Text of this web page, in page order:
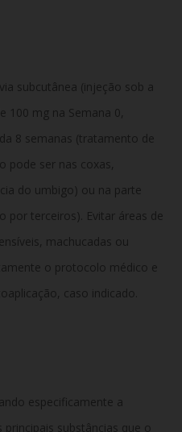
subcutânea (injeção sob a
100 mg na Semana 0,
8 semanas (tratamento de
pode ser nas coxas,
do umbigo) ou na parte
por terceiros). Evitar áreas de
machucadas ou
o protocolo médico e
caso indicado.
especificamente a
substâncias que o